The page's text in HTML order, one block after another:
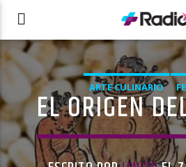
ARTE CULINARIO
EL ORIGEN